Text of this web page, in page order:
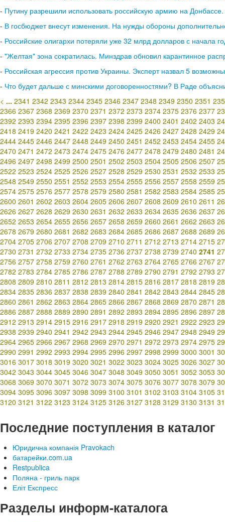
- Путину разрешили использовать российскую армию на
- В госбюджет внесут изменения. На нужды обороны
- Российские олигархи потеряли уже 32 млрд долларов с начала
- "Желтая" зона сократилась. Минздрав обновил карантинное
- Российская агрессия против Украины. Эксперт назвал 5
- Что будет дальше с минскими договоренностями? В Раде
< ... 2341 2342 2343 2344 2345 2346 2347 2348 2349 2350 2351
2366 2367 2368 2369 2370 2371 2372 2373 2374 2375 2376 2377
2392 2393 2394 2395 2396 2397 2398 2399 2400 2401 2402 2403
2418 2419 2420 2421 2422 2423 2424 2425 2426 2427 2428 2429
2444 2445 2446 2447 2448 2449 2450 2451 2452 2453 2454 2455
2470 2471 2472 2473 2474 2475 2476 2477 2478 2479 2480 2481
2496 2497 2498 2499 2500 2501 2502 2503 2504 2505 2506 2507
2522 2523 2524 2525 2526 2527 2528 2529 2530 2531 2532 2533
2548 2549 2550 2551 2552 2553 2554 2555 2556 2557 2558 2559
2574 2575 2576 2577 2578 2579 2580 2581 2582 2583 2584 2585
2600 2601 2602 2603 2604 2605 2606 2607 2608 2609 2610 2611
2626 2627 2628 2629 2630 2631 2632 2633 2634 2635 2636 2637
2652 2653 2654 2655 2656 2657 2658 2659 2660 2661 2662 2663
2678 2679 2680 2681 2682 2683 2684 2685 2686 2687 2688 2689
2704 2705 2706 2707 2708 2709 2710 2711 2712 2713 2714 2715
2730 2731 2732 2733 2734 2735 2736 2737 2738 2739 2740 2741
2756 2757 2758 2759 2760 2761 2762 2763 2764 2765 2766 2767
2782 2783 2784 2785 2786 2787 2788 2789 2790 2791 2792 2793
2808 2809 2810 2811 2812 2813 2814 2815 2816 2817 2818 2819
2834 2835 2836 2837 2838 2839 2840 2841 2842 2843 2844 2845
2860 2861 2862 2863 2864 2865 2866 2867 2868 2869 2870 2871
2886 2887 2888 2889 2890 2891 2892 2893 2894 2895 2896 2897
2912 2913 2914 2915 2916 2917 2918 2919 2920 2921 2922 2923
2938 2939 2940 2941 2942 2943 2944 2945 2946 2947 2948 2949
2964 2965 2966 2967 2968 2969 2970 2971 2972 2973 2974 2975
2990 2991 2992 2993 2994 2995 2996 2997 2998 2999 3000 3001
3016 3017 3018 3019 3020 3021 3022 3023 3024 3025 3026 3027
3042 3043 3044 3045 3046 3047 3048 3049 3050 3051 3052 3053
3068 3069 3070 3071 3072 3073 3074 3075 3076 3077 3078 3079
3094 3095 3096 3097 3098 3099 3100 3101 3102 3103 3104 3105
3120 3121 3122 3123 3124 3125 3126 3127 3128 3129 3130 3131
Последние поступления в каталог
Юридична компанія Pravokach
батарейки.com.ua
Restpublica
Поляна - гриль парк
Еліт Експресс
Разделы информ-каталога